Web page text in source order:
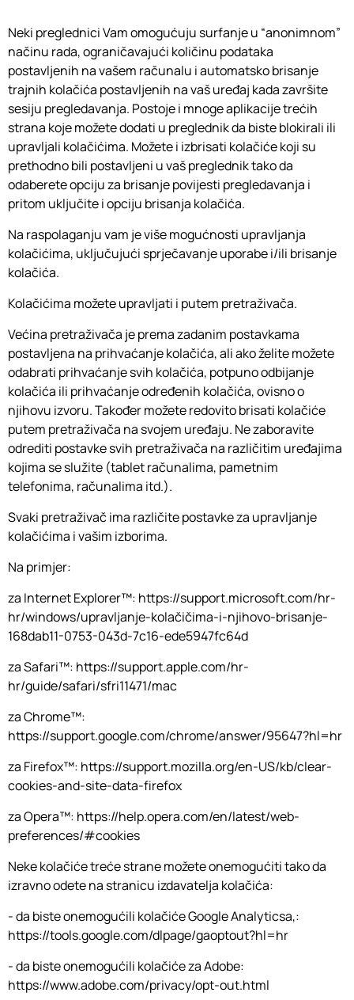
Neki preglednici Vam omogućuju surfanje u “anonimnom”
načinu rada, ograničavajući količinu podataka
postavljenih na vašem računalu i automatsko brisanje
trajnih kolačića postavljenih na vaš uređaj kada završite
sesiju pregledavanja. Postoje i mnoge aplikacije trećih
strana koje možete dodati u preglednik da biste blokirali ili
upravljali kolačićima. Možete i izbrisati kolačiće koji su
prethodno bili postavljeni u vaš preglednik tako da
odaberete opciju za brisanje povijesti pregledavanja i
pritom uključite i opciju brisanja kolačića.
Na raspolaganju vam je više mogućnosti upravljanja
kolačićima, uključujući sprječavanje uporabe i/ili brisanje
kolačića.
Kolačićima možete upravljati i putem pretraživača.
Većina pretraživača je prema zadanim postavkama
postavljena na prihvaćanje kolačića, ali ako želite možete
odabrati prihvaćanje svih kolačića, potpuno odbijanje
kolačića ili prihvaćanje određenih kolačića, ovisno o
njihovu izvoru. Također možete redovito brisati kolačiće
putem pretraživača na svojem uređaju. Ne zaboravite
odrediti postavke svih pretraživača na različitim uređajima
kojima se služite (tablet računalima, pametnim
telefonima, računalima itd.).
Svaki pretraživač ima različite postavke za upravljanje
kolačićima i vašim izborima.
Na primjer:
za Internet Explorer™: https://support.microsoft.com/hr-
hr/windows/upravljanje-kolačičima-i-njihovo-brisanje-
168dab11-0753-043d-7c16-ede5947fc64d
za Safari™: https://support.apple.com/hr-
hr/guide/safari/sfri11471/mac
za Chrome™:
https://support.google.com/chrome/answer/95647?hl=hr
za Firefox™: https://support.mozilla.org/en-US/kb/clear-
cookies-and-site-data-firefox
za Opera™: https://help.opera.com/en/latest/web-
preferences/#cookies
Neke kolačiće treće strane možete onemogućiti tako da
izravno odete na stranicu izdavatelja kolačića:
- da biste onemogućili kolačiće Google Analyticsa,:
https://tools.google.com/dlpage/gaoptout?hl=hr
- da biste onemogućili kolačiće za Adobe:
https://www.adobe.com/privacy/opt-out.html